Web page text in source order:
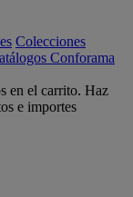
Colecciones
Conforama
en el carrito. Haz
e importes